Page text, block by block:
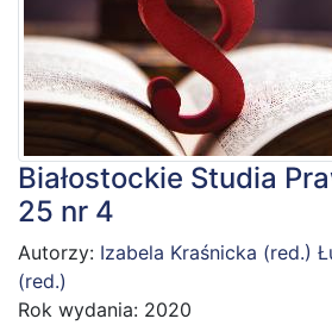
Białostockie Studia
25 nr 4
Autorzy: Izabela Kraśnicka (red.)
(red.)
Rok wydania: 2020